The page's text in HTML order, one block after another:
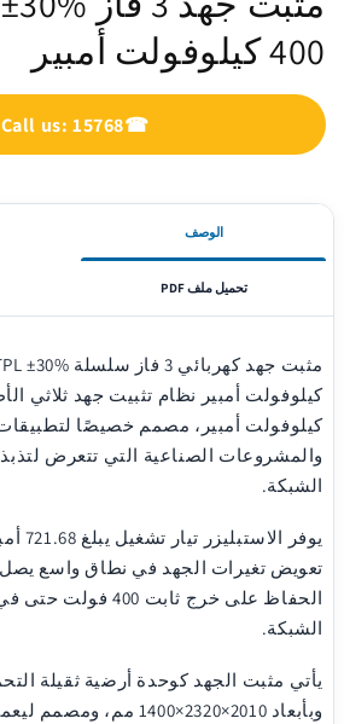
400 كيلوفولت أمبير
☎
Call us: 15768
الوصف
تحميل ملف PDF
كيلوفولت أمبير، مصمم خصيصًا لتطبيقات
والمشروعات الصناعية التي تتعرض
الشبكة.
يوفر
الحفاظ على خرج ثابت
الشبكة.
وبأبعاد 2010×2320×1400